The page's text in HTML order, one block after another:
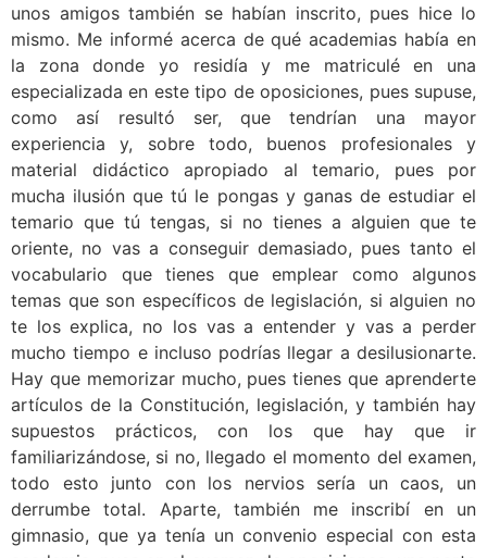
unos amigos también se habían inscrito, pues hice lo
mismo. Me informé acerca de qué academias había en
la zona donde yo residía y me matriculé en una
especializada en este tipo de oposiciones, pues supuse,
como así resultó ser, que tendrían una mayor
experiencia y, sobre todo, buenos profesionales y
material didáctico apropiado al temario, pues por
mucha ilusión que tú le pongas y ganas de estudiar el
temario que tú tengas, si no tienes a alguien que te
oriente, no vas a conseguir demasiado, pues tanto el
vocabulario que tienes que emplear como algunos
temas que son específicos de legislación, si alguien no
te los explica, no los vas a entender y vas a perder
mucho tiempo e incluso podrías llegar a desilusionarte.
Hay que memorizar mucho, pues tienes que aprenderte
artículos de la Constitución, legislación, y también hay
supuestos prácticos, con los que hay que ir
familiarizándose, si no, llegado el momento del examen,
todo esto junto con los nervios sería un caos, un
derrumbe total. Aparte, también me inscribí en un
gimnasio, que ya tenía un convenio especial con esta